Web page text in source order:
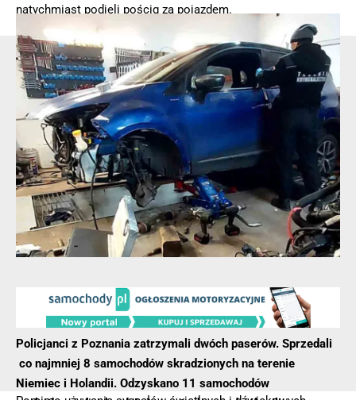
natychmiast podjęli pościg za pojazdem.
Policjanci z Poznania zatrzymali dwóch paserów. Sprzedali
co najmniej 8 samochodów skradzionych na terenie
Niemiec i Holandii. Odzyskano 11 samochodów